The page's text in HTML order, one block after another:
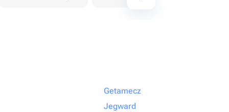
Getamecz
Jegward